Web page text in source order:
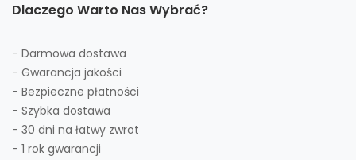
Dlaczego Warto Nas Wybrać?
- Darmowa dostawa
- Gwarancja jakości
- Bezpieczne płatności
- Szybka dostawa
- 30 dni na łatwy zwrot
- 1 rok gwarancji